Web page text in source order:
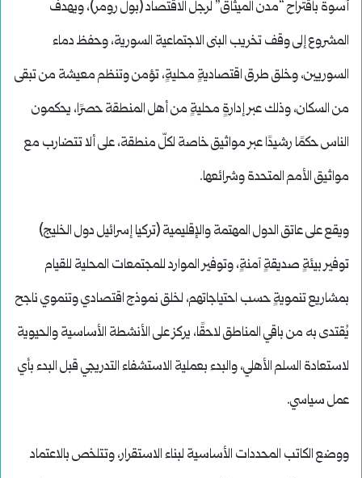
أسوة باقتراح “مدن الميثاق” لرجل الاقتصاد (بول رومر)، ويهدف
المشروع إلى وقف تخريب البنى الاجتماعية السورية، وحفظ دماء
السوريين، وخلق طرق اقتصاديةٍ محليةٍ، تؤمن وتنظم معيشة من تبقى
من السكان، وذلك عبر إدارةٍ محليةٍ من أهل المنطقة حصرًا، يحكمون
الناس حكمًا رشيدًا عبر مواثيق خاصة لكلّ منطقة، على ألا تتضارب مع
مواثيق الأمم المتحدة وشرائعها.
ويقع على عاتق الدول المهتمة والإقليمية (تركيا إسرائيل دول الخليج)
توفير بيئةٍ صديقةٍ آمنةٍ، وتوفير الموارد للمجتمعات المحلية للقيام
بمشاريع تنمويةٍ حسب احتياجاتهم، لخلق نموذج اقتصادي وتنموي ناجح
يُقتدى به من باقي المناطق لاحقًا، يركز على الأنشطة الأساسية والحيوية
لاستعادة السلم الأهلي، والبدء بعملية الاستشفاء التدريجي قبل البدء بأي
عمل سياسي.
ووضع الكاتب المحددات الأساسية لبناء الاستقرار، وتتلخص بالاعتماد